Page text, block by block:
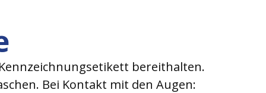
bereithalten.
Bei Kontakt mit den Augen: